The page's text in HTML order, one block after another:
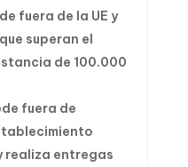
fuera de la UE y
superan el
de 100.000
fuera de
realiza entregas